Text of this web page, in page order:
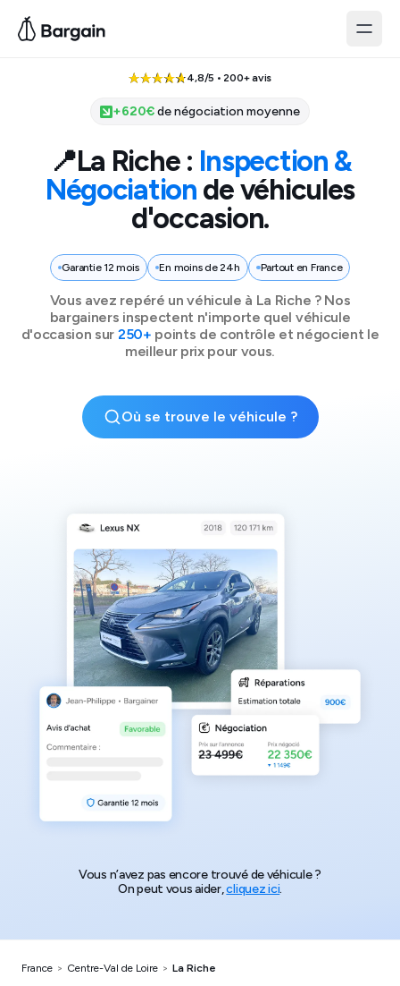
4,8/5 • 200+ avis
+620€de négociation moyenne
📍La Riche: Inspection &
Négociation de véhicules
d'occasion.
Garantie 12 mois En moins de 24h Partout en France
Vous avez repéré un véhicule à La Riche ? Nos
bargainers inspectent n'importe quel véhicule
d'occasion sur 250+ points de contrôle et négocient le
meilleur prix pour vous.
Où se trouve le véhicule ?
Vous n’avez pas encore trouvé de véhicule ?
On peut vous aider,cliquez ici.
France > Centre-Val de Loire > La Riche